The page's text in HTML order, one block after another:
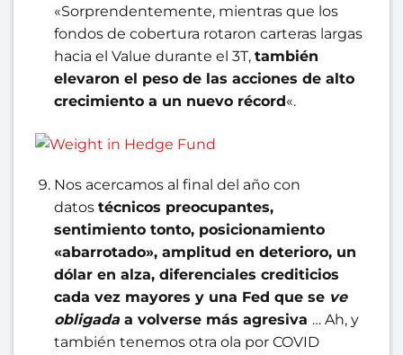
«Sorprendentemente, mientras que los
fondos de cobertura rotaron carteras largas
hacia el Value durante el 3T, también
elevaron el peso de las acciones de alto
crecimiento a un nuevo récord«.
Nos acercamos al final del año con
datos técnicos preocupantes,
sentimiento tonto, posicionamiento
«abarrotado», amplitud en deterioro, un
dólar en alza, diferenciales crediticios
cada vez mayores y una Fed que se ve
obligadaa volverse más agresiva … Ah, y
también tenemos otra ola por COVID